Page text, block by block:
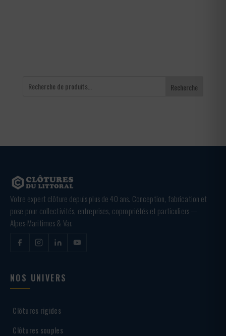
Recherche
Votre expert clôture depuis plus de 40 ans. Conception, fabrication et
pose pour collectivités, entreprises, copropriétés et particuliers —
Alpes-Maritimes & Var.
NOS UNIVERS
Clôtures rigides
Clôtures souples